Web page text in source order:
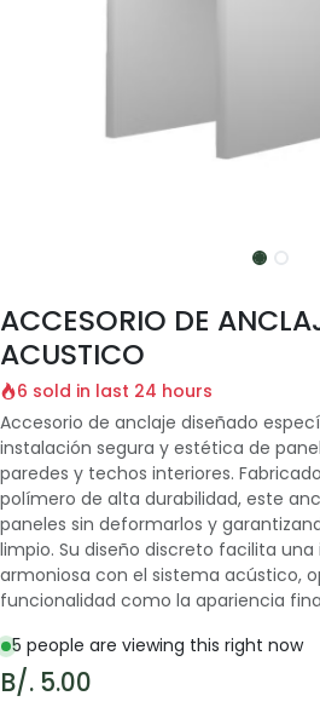
ACCESORIO DE
ACUSTICO
6 sold in last 24 hours
Accesorio de anclaje diseñado
instalación segura y estética de
paredes y techos interiores.
polímero de alta durabilidad, este
paneles sin deformarlos y
limpio. Su diseño discreto facilita
armoniosa con el sistema acústico,
funcionalidad como la apariencia
5 people are viewing this right now
B/. 5.00